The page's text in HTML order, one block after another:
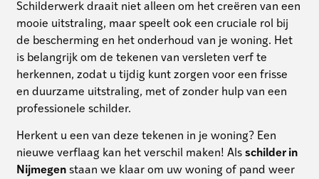
Schilderwerk draait niet alleen om het creëren van een
mooie uitstraling, maar speelt ook een cruciale rol bij
de bescherming en het onderhoud van je woning. Het
is belangrijk om de tekenen van versleten verf te
herkennen, zodat u tijdig kunt zorgen voor een frisse
en duurzame uitstraling, met of zonder hulp van een
professionele schilder.
Herkent u een van deze tekenen in je woning? Een
nieuwe verflaag kan het verschil maken! Alsschilder in
Nijmegen staan we klaar om uw woning of pand weer